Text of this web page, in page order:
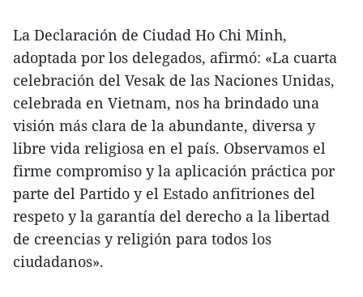
La Declaración de Ciudad Ho Chi Minh,
adoptada por los delegados, afirmó: «La cuarta
celebración del Vesak de las Naciones Unidas,
celebrada en Vietnam, nos ha brindado una
visión más clara de la abundante, diversa y
libre vida religiosa en el país. Observamos el
firme compromiso y la aplicación práctica por
parte del Partido y el Estado anfitriones del
respeto y la garantía del derecho a la libertad
de creencias y religión para todos los
ciudadanos».